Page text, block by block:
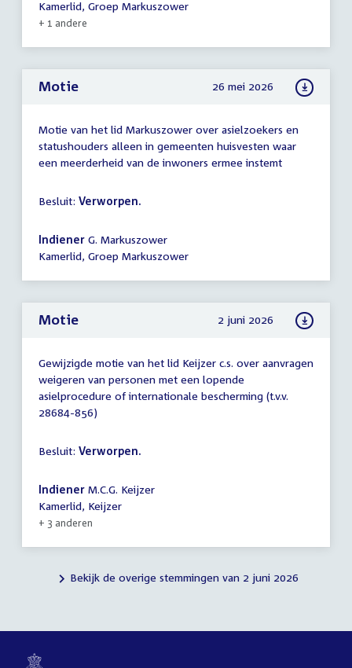
Kamerlid, Groep Markuszower
+ 1 andere
Motie 26 mei 2026
Motie van het lid Markuszower over asielzoekers en
statushouders alleen in gemeenten huisvesten waar
een meerderheid van de inwoners ermee instemt
Besluit: Verworpen.
Indiener G. Markuszower
Kamerlid, Groep Markuszower
Motie 2 juni 2026
Gewijzigde motie van het lid Keijzer c.s. over aanvragen
weigeren van personen met een lopende
asielprocedure of internationale bescherming (t.v.v.
28684-856)
Besluit: Verworpen.
Indiener M.C.G. Keijzer
Kamerlid, Keijzer
+ 3 anderen
Bekijk de overige stemmingen van 2 juni 2026